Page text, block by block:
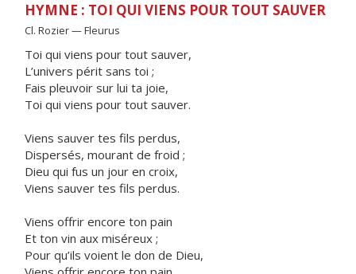
HYMNE : TOI QUI VIENS POUR TOUT SAUVER
Cl. Rozier — Fleurus
Toi qui viens pour tout sauver,
L’univers périt sans toi ;
Fais pleuvoir sur lui ta joie,
Toi qui viens pour tout sauver.
Viens sauver tes fils perdus,
Dispersés, mourant de froid ;
Dieu qui fus un jour en croix,
Viens sauver tes fils perdus.
Viens offrir encore ton pain
Et ton vin aux miséreux ;
Pour qu’ils voient le don de Dieu,